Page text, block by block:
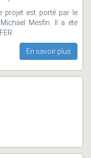
projet est porté par le
Mesfin. Il a été
En savoir plus